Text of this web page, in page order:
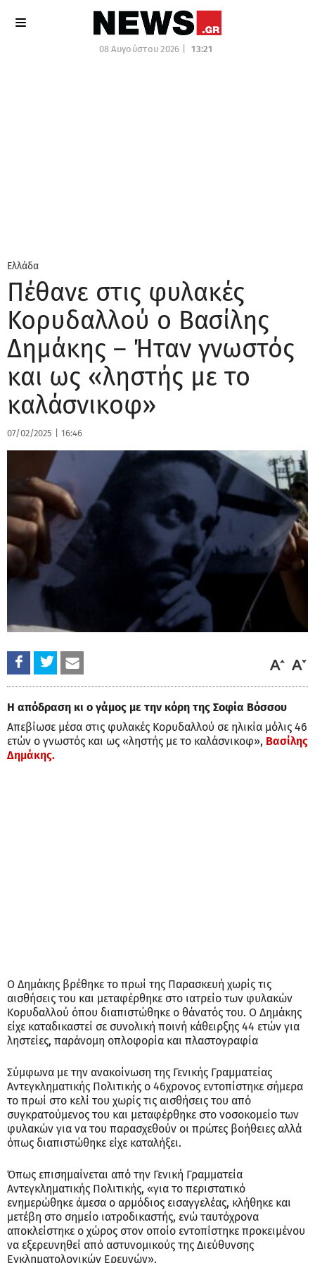
08 Αυγούστου 2026 | 13:21
Ελλάδα
Πέθανε στις φυλακές
Κορυδαλλού ο Βασίλης
Δημάκης – Ήταν γνωστός
και ως «ληστής με το
καλάσνικοφ»
07/02/2025 16:46
Η απόδραση κι ο γάμος με την κόρη της Σοφία Βόσσου
Απεβίωσε μέσα στις φυλακές Κορυδαλλού σε ηλικία μόλις 46
ετών ο γνωστός και ως «ληστής με το καλάσνικοφ», Βασίλης
Δημάκης.
Ο Δημάκης βρέθηκε το πρωί της Παρασκευή χωρίς τις
αισθήσεις του και μεταφέρθηκε στο ιατρείο των φυλακών
Κορυδαλλού όπου διαπιστώθηκε ο θάνατός του. Ο Δημάκης
είχε καταδικαστεί σε συνολική ποινή κάθειρξης 44 ετών για
ληστείες, παράνομη οπλοφορία και πλαστογραφία
Σύμφωνα με την ανακοίνωση της Γενικής Γραμματείας
Αντεγκληματικής Πολιτικής ο 46χρονος εντοπίστηκε σήμερα
το πρωί στο κελί του χωρίς τις αισθήσεις του από
συγκρατούμενος του και μεταφέρθηκε στο νοσοκομείο των
φυλακών για να του παρασχεθούν οι πρώτες βοήθειες αλλά
όπως διαπιστώθηκε είχε καταλήξει.
Όπως επισημαίνεται από την Γενική Γραμματεία
Αντεγκληματικής Πολιτικής, «για το περιστατικό
ενημερώθηκε άμεσα ο αρμόδιος εισαγγελέας, κλήθηκε και
μετέβη στο σημείο ιατροδικαστής, ενώ ταυτόχρονα
αποκλείστηκε ο χώρος στον οποίο εντοπίστηκε προκειμένου
να εξερευνηθεί από αστυνομικούς της Διεύθυνσης
Εγκληματολογικών Ερευνών».